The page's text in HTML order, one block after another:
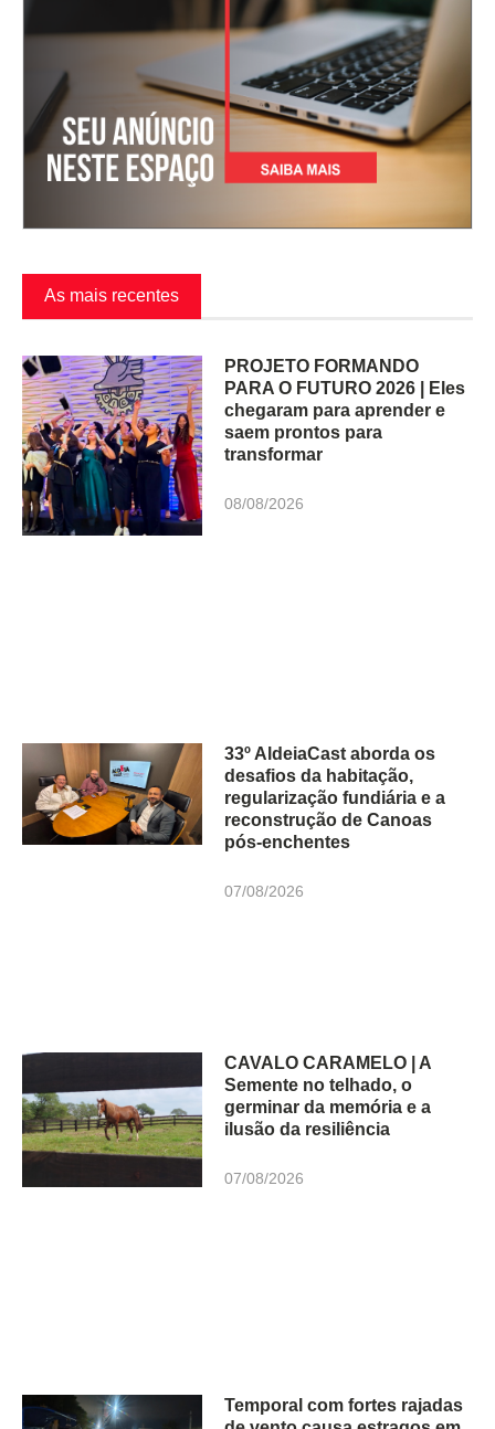
As mais recentes
PROJETO FORMANDO
PARA O FUTURO 2026 | Eles
chegaram para aprender e
saem prontos para
transformar
08/08/2026
33º AldeiaCast aborda os
desafios da habitação,
regularização fundiária e a
reconstrução de Canoas
pós-enchentes
07/08/2026
CAVALO CARAMELO | A
Semente no telhado, o
germinar da memória e a
ilusão da resiliência
07/08/2026
Temporal com fortes rajadas